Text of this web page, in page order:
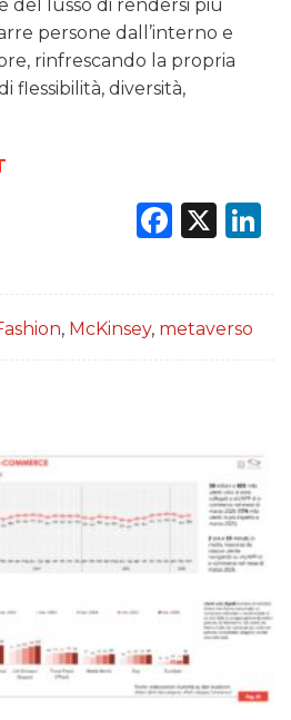
del lusso di rendersi più
persone dall’interno e
rinfrescando la propria
flessibilità, diversità,
X
, McKinsey, metaverso